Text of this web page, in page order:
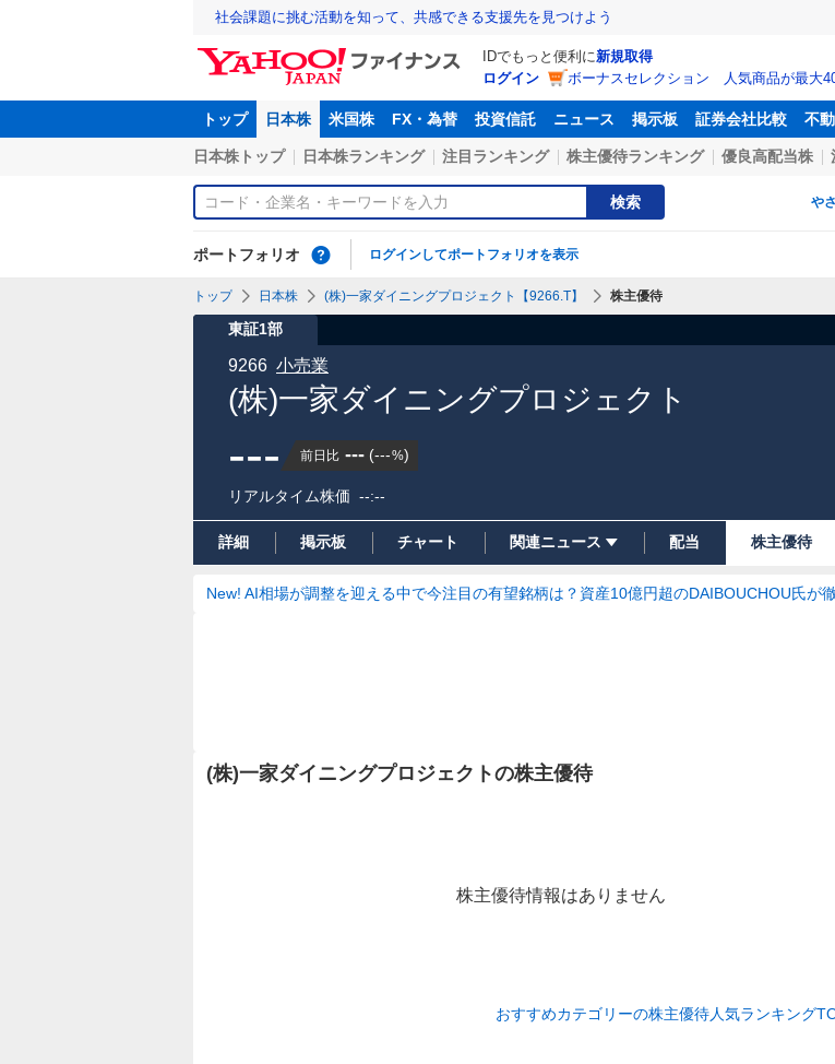
社会課題に挑む活動を知って、共感できる支援先を見つけよう
IDでもっと便利に新規取得
ログイン
ボーナスセレクション 人気商品が最大
トップ 日本株 米国株 FX・為替 投資信託 ニュース 掲示板 証券会社比較 不
日本株トップ 日本株ランキング 注目ランキング 株主優待ランキング 優良高配当株
検索 や
ポートフォリオ ログインしてポートフォリオを表示
トップ 日本株 (株)一家ダイニングプロジェクト【9266.T】 株主優待
東証1部
(株)一家ダイニングプロジェクト
9266 小売業
--- 前日比 --- (---%)
リアルタイム株価 --:--
詳細 掲示板 チャート 関連ニュース 配当 株主優待
New! AI相場が調整を迎える中で今注目の有望銘柄は？資産10億円超のDAIBOUCHOU氏が
(株)一家ダイニングプロジェクトの株主優待
株主優待情報はありません
おすすめカテゴリーの株主優待人気ランキング